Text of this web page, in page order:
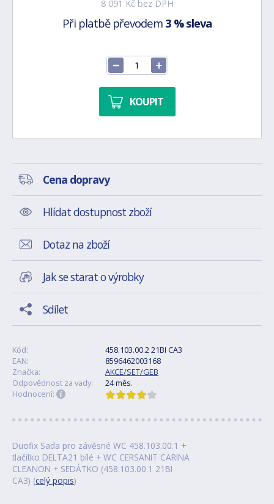
8 091 Kč bez DPH
Při platbě převodem 3 % sleva
KOUPIT
Cena dopravy
Hlídat dostupnost zboží
Dotaz na zboží
Jak se starat o výrobky
Sdílet
Kód:
458.103.00.2 21BI CA3
EAN:
8596462003168
Značka:
AKCE/SET/GEB
Odpovědnost za vady:
24 měs.
Hodnocení:
Duofix Sada pro závěsné WC 458.103.00.1 +
tlačítko DELTA21 bílé + WC CERSANIT CARINA
CLEANON + SEDÁTKO (458.103.00.1 21BI
CA3) (celý popis)